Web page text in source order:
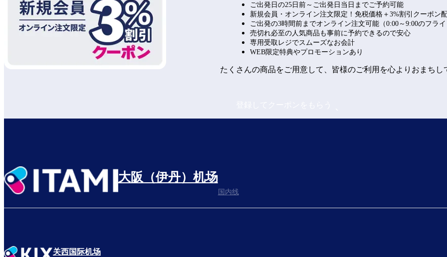
ご出発日の25日前～ご出発日当日までご予約可能
新規会員・オンライン注文限定！免税価格＋3%割引クーポン
ご出発の3時間前までオンライン注文可能（0:00～9:00のフラ
売切れ必至の人気商品も事前に予約できるので安心
専用受取レジでスムーズなお会計
WEB限定特典やプロモーションあり
たくさんの商品をご用意して、皆様のご利用を心よりおまちし
大阪（伊丹）机场
国内线
关西国际机场